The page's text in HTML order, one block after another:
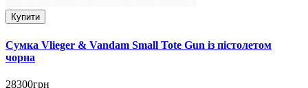
Купити
Сумка Vlieger & Vandam Small Tote Gun із пістолетом
чорна
28300грн